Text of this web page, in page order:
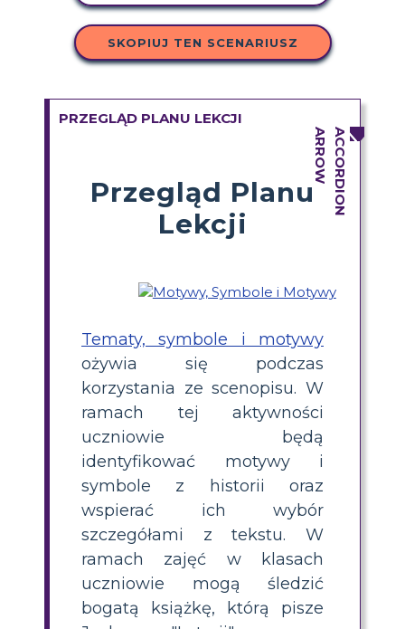
SKOPIUJ TEN SCENARIUSZ
PRZEGLĄD PLANU LEKCJI
Przegląd Planu
Lekcji
Tematy, symbole i motywy
ożywia się podczas
korzystania ze scenopisu. W
ramach tej aktywności
uczniowie będą
identyfikować motywy i
symbole z historii oraz
wspierać ich wybór
szczegółami z tekstu. W
ramach zajęć w klasach
uczniowie mogą śledzić
bogatą książkę, którą pisze